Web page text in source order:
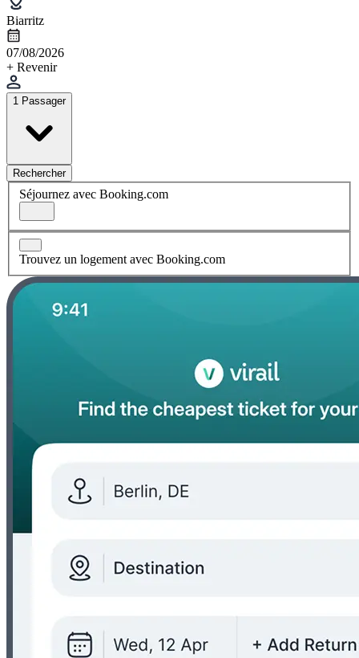
Biarritz
07/08/2026
+ Revenir
1 Passager
Rechercher
Séjournez avec Booking.com
Trouvez un logement avec Booking.com